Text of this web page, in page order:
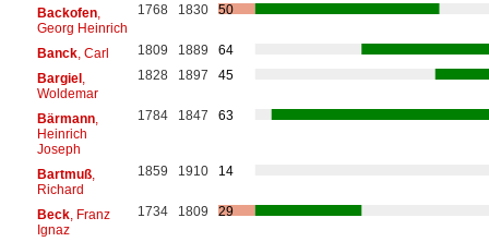
Backofen,
Georg Heinrich
1768 1830 50
Banck, Carl 1809 1889
64
Bargiel,
Woldemar
1828 1897 45
Bärmann,
Heinrich
Joseph
1784 1847 63
Bartmuß,
Richard
1859 1910 14
Beck, Franz
Ignaz
1734 1809 29